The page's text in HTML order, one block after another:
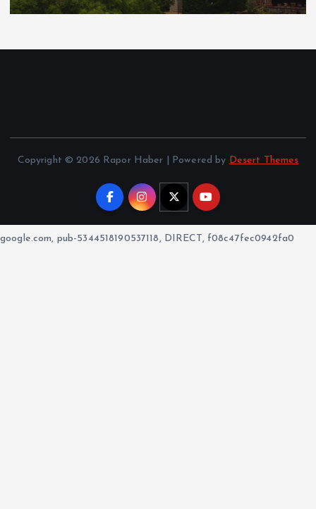
Copyright © 2026 Rapor Haber | Powered by Desert Themes
google.com, pub-5344518190537118, DIRECT, f08c47fec0942fa0